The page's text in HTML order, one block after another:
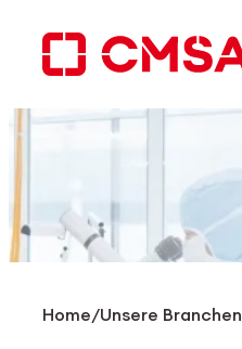
Inhalt
springen
Suchen
Home/Unsere Branchen